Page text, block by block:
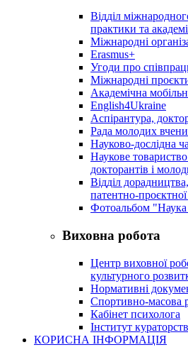
Відділ
практики та
Міжнародні
Erasmus+
Угоди про
Міжнародні
Академічна
English4Ukraine
Аспірантура,
Рада молодих
Науково-дослідна
Наукове товариство
докторантів і
Відділ
патентно-проєктної
Фотоальбом "Наука
Виховна робота
Центр виховної
культурного
Нормативні
Спортивно-масова
Кабінет психолога
Інститут
КОРИСНА ІНФОРМАЦІЯ